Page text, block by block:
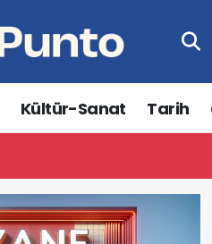
Kültür-Sanat Tarih